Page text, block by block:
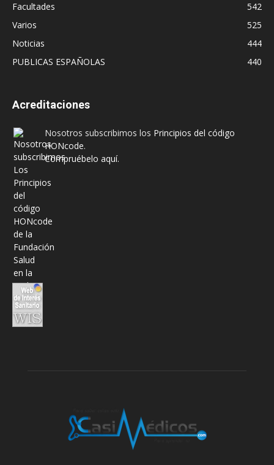
Facultades
542
Varios
525
Noticias
444
PUBLICAS ESPAÑOLAS
440
Acreditaciones
Nosotros subscribimos los Principios del código
HONcode.
Compruébelo aquí.